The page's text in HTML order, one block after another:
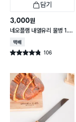
담기
3,000원
네오플램 내열유리 물병 1.1
택배배송
별점 4.8점 106
건 작성